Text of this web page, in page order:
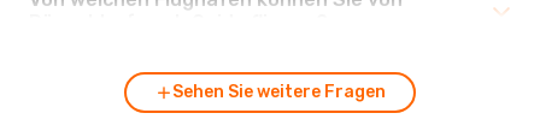
Sehen Sie weitere Fragen